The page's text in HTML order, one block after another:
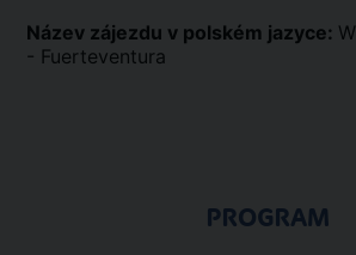
Název zájezdu v polském jazyce:
- Fuerteventura
PROGRAM